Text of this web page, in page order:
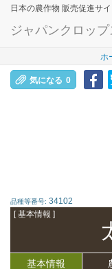
日本の農作物 販売促進サイ
ジャパンクロップ
ホ
気になる 0
品種等番号: 34102
[ 基本情報 ]
基本情報